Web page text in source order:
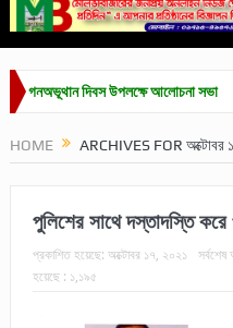
দিবস উপলক্ষে আলোচনা সভা
HOME ARCHIVES FOR অক্টোবর
পুলিশের সাথে দস্তাদস্তি করে
প্রকাশিত হয়েছে: অক্টোবর ১৭, ২০২১
হয়েছে : ১,১৯৫